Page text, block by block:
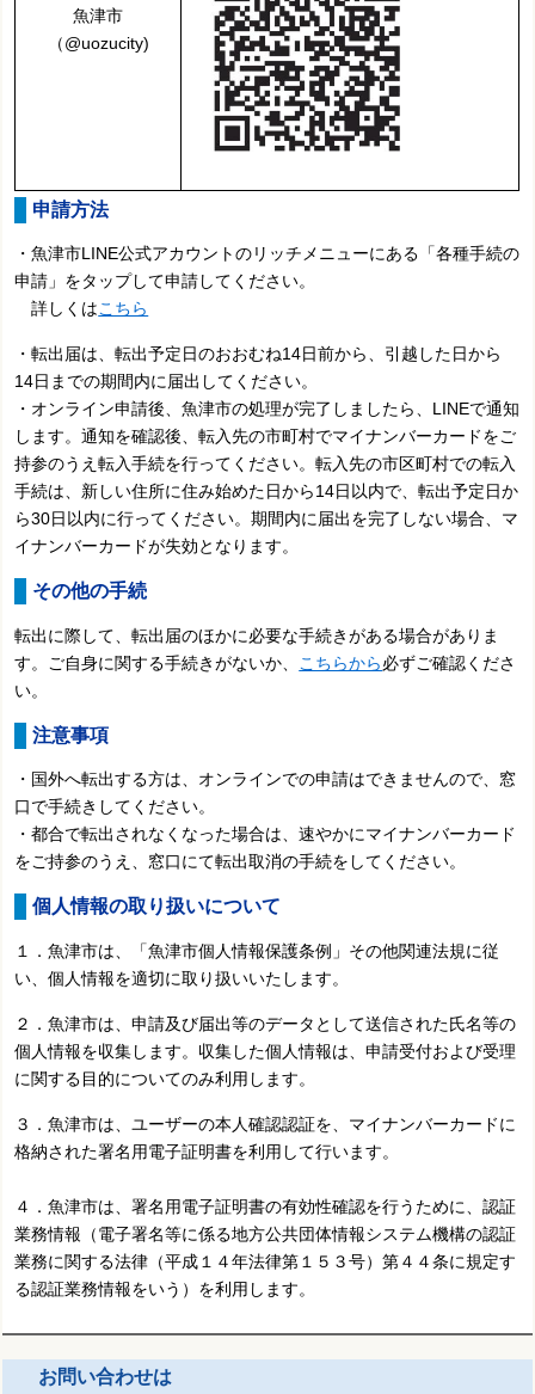
魚津市
（@uozucity)
申請方法
・魚津市LINE公式アカウントのリッチメニューにある「各種手続の
申請」をタップして申請してください。
詳しくはこちら
・転出届は、転出予定日のおおむね14日前から、引越した日から
14日までの期間内に届出してください。
・オンライン申請後、魚津市の処理が完了しましたら、LINEで通知
します。通知を確認後、転入先の市町村でマイナンバーカードをご
持参のうえ転入手続を行ってください。転入先の市区町村での転入
手続は、新しい住所に住み始めた日から14日以内で、転出予定日か
ら30日以内に行ってください。期間内に届出を完了しない場合、マ
イナンバーカードが失効となります。
その他の手続
転出に際して、転出届のほかに必要な手続きがある場合がありま
す。ご自身に関する手続きがないか、
こちらから必ずご確認くださ
い。
注意事項
・国外へ転出する方は、オンラインでの申請はできませんので、窓
口で手続きしてください。
・都合で転出されなくなった場合は、速やかにマイナンバーカード
をご持参のうえ、窓口にて転出取消の手続をしてください。
個人情報の取り扱いについて
１．魚津市は、「魚津市個人情報保護条例」その他関連法規に従
い、個人情報を適切に取り扱いいたします。
２．魚津市は、申請及び届出等のデータとして送信された氏名等の
個人情報を収集します。収集した個人情報は、申請受付および受理
に関する目的についてのみ利用します。
３．魚津市は、ユーザーの本人確認認証を、マイナンバーカードに
格納された署名用電子証明書を利用して行います。
４．魚津市は、署名用電子証明書の有効性確認を行うために、認証
業務情報（電子署名等に係る地方公共団体情報システム機構の認証
業務に関する法律（平成１４年法律第１５３号）第４４条に規定す
る認証業務情報をいう）を利用します。
お問い合わせは